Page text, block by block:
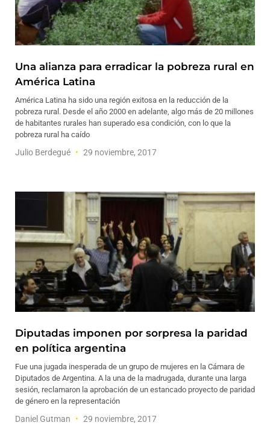
Una alianza para erradicar la pobreza rural en
América Latina
América Latina ha sido una región exitosa en la reducción de la
pobreza rural. Desde el año 2000 en adelante, algo más de 20 millones
de habitantes rurales han superado esa condición, con lo que la
pobreza rural ha caído
Julio Berdegué 29 noviembre, 2017
Diputadas imponen por sorpresa la paridad
en política argentina
Fue una jugada inesperada de un grupo de mujeres en la Cámara de
Diputados de Argentina. A la una de la madrugada, durante una larga
sesión, reclamaron la aprobación de un estancado proyecto de paridad
de género en la representación
Daniel Gutman 29 noviembre, 2017